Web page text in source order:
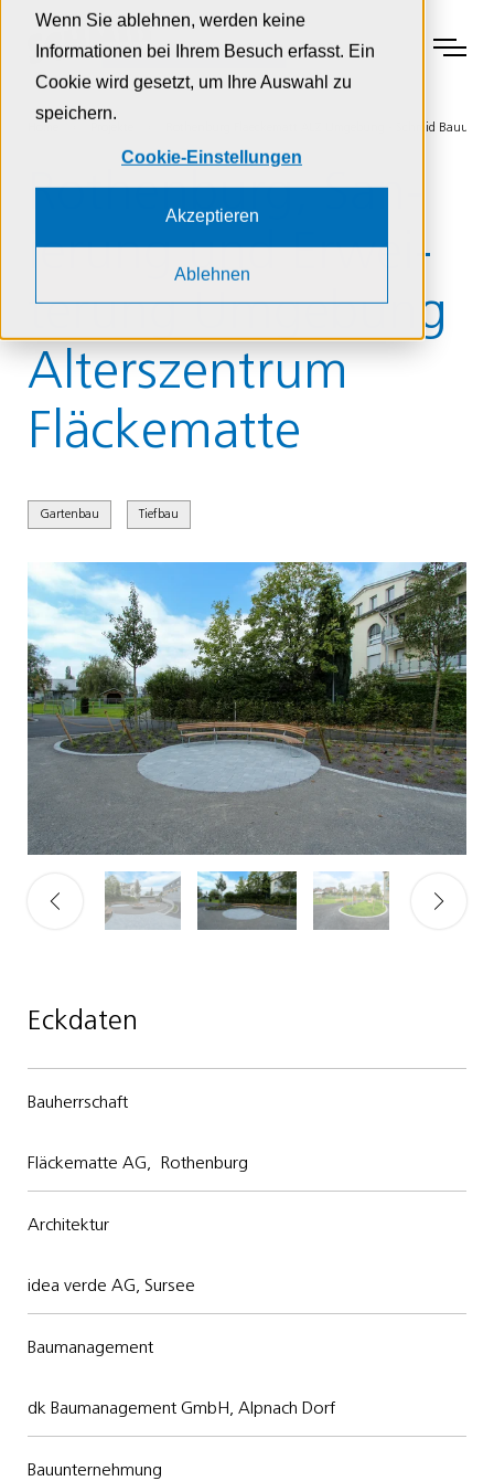
Wenn Sie ablehnen, werden keine
Informationen bei Ihrem Besuch erfasst. Ein
Cookie wird gesetzt, um Ihre Auswahl zu
speichern.
Cookie-Einstellungen
Akzeptieren
Ablehnen
Zur Navigation
Zur Suche
Zum Inhalt
Menu
Rothenburg Flaeckematt ALZ Umgebung - Schmid
Rothen­burg, San­
ierung und Er­wei­
ter­ung Um­gebung
Al­ters­zen­trum
Fläcke­matte
Gartenbau Tiefbau
Eckdaten
Bauherrschaft
Fläckematte AG, Rothenburg
Architektur
idea verde AG, Sursee
Baumanagement
dk Baumanagement GmbH, Alpnach Dorf
Bauunternehmung